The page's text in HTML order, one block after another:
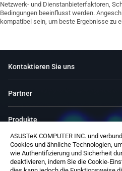
ASUSTeK COMPUTER INC. und
Cookies und ähnliche Technologien,
wie Authentifizierung und Sicherheit
deaktivieren, indem Sie die Cookie-
Netzwerk- und Dienstanbieterfaktoren,
Bedingungen beeinflusst werden.
kompatibel sein, um beste Ergebnisse zu
Kontaktieren Sie uns
Partner
Produkte
Ressourcen